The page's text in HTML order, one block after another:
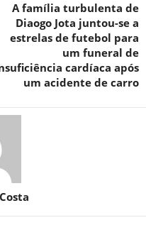
A família turbulenta de
Diaogo Jota juntou-se a
estrelas de futebol para
um funeral de
cardíaca após
um acidente de carro